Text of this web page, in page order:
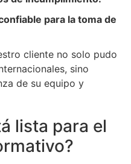
para la toma de
cliente no solo pudo
sino
de su equipo y
lista para el